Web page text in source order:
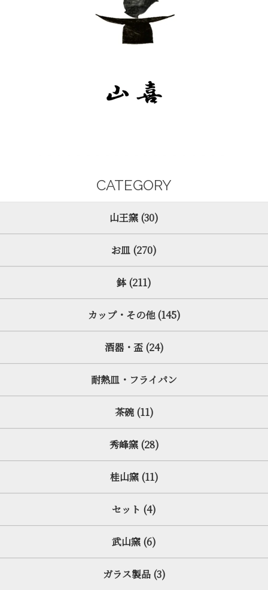
CATEGORY
山王窯 (30)
お皿 (270)
鉢 (211)
カップ・その他 (145)
酒器・盃 (24)
耐熱皿・フライパン
茶碗 (11)
秀峰窯 (28)
桂山窯 (11)
セット (4)
武山窯 (6)
ガラス製品 (3)